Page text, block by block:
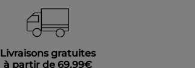
Livraisons gratuites
à partir de 69,99€